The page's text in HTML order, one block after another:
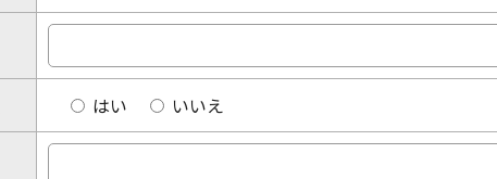
はい いいえ